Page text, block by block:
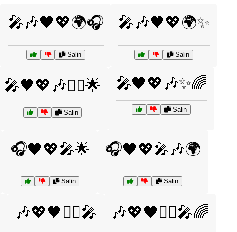
🎤🎶🖤💖🌍🎧
Salin
🎤🎶🖤💖🌍✨
Salin
🎤🖤💖🎶👯‍♀️🌟
Salin
🎤🖤💖🎶✨🌈
Salin
🎧🖤💖🎤🌟
Salin
🎧🖤💖🎤🎶🌍
Salin
🎶💖🖤👯‍♀️🎤 🎶💖🖤👯‍♀️🎤🌈